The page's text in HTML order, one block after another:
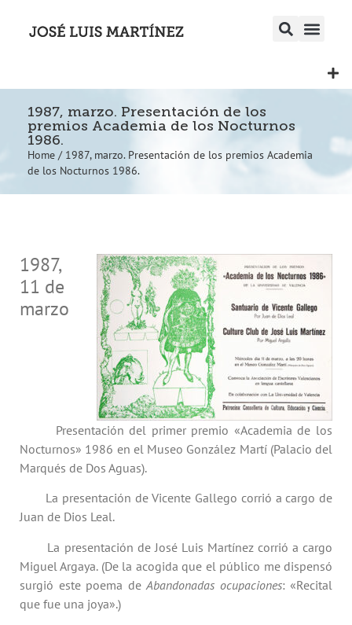
1987, marzo. Presentación de los
premios Academia de los Nocturnos
1986.
Home / 1987, marzo. Presentación de los premios Academia
de los Nocturnos 1986.
1987,
11 de
marzo
Presentación del primer premio «Academia de los
Nocturnos» 1986 en el Museo González Martí (Palacio del
Marqués de Dos Aguas).
La presentación de Vicente Gallego corrió a cargo de
Juan de Dios Leal.
La presentación de José Luis Martínez corrió a cargo
Miguel Argaya. (De la acogida que el público me dispensó
surgió este poema de Abandonadas ocupaciones: «Recital
que fue una joya».)